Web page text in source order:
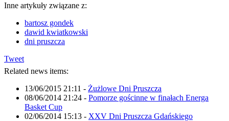
Inne artykuły związane z:
bartosz gondek
dawid kwiatkowski
dni pruszcza
Tweet
Related news items:
13/06/2015 21:11 - Żużlowe Dni Pruszcza
08/06/2014 21:24 - Pomorze gościnne w finałach Energa
Basket Cup
02/06/2014 15:13 - XXV Dni Pruszcza Gdańskiego